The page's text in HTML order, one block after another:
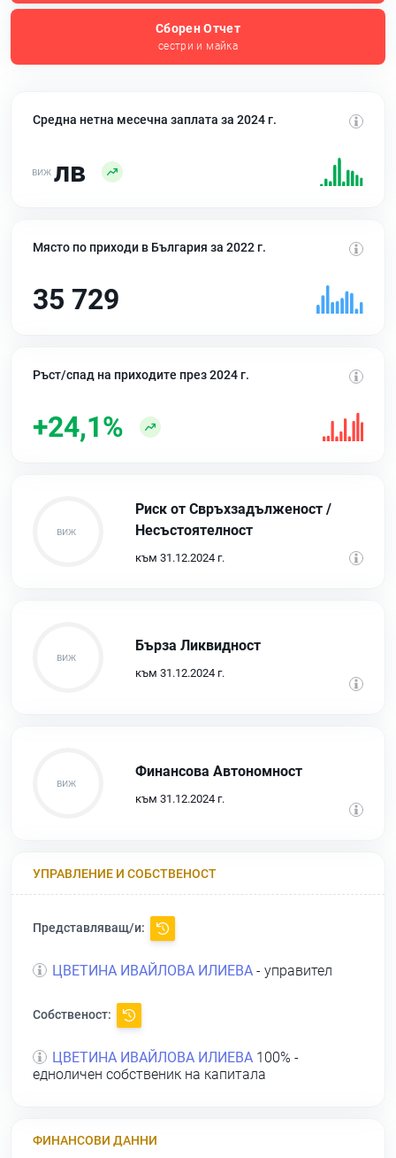
Сборен Отчет
сестри и майка
Средна нетна месечна заплата за 2024 г.
лв
Място по приходи в България за 2022 г.
35 729
Ръст/спад на приходите през 2024 г.
+24,1%
Риск от Свръхзадълженост /
Несъстоятелност
към 31.12.2024 г.
Бърза Ликвидност
към 31.12.2024 г.
Финансова Автономност
към 31.12.2024 г.
УПРАВЛЕНИЕ И СОБСТВЕНОСТ
Представляващ/и:
ЦВЕТИНА ИВАЙЛОВА ИЛИЕВА - управител
Собственост:
ЦВЕТИНА ИВАЙЛОВА ИЛИЕВА 100% -
едноличен собственик на капитала
ФИНАНСОВИ ДАННИ